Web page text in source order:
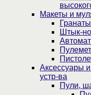
Макеты и
Штык-
Аксессуары
устр-ва
Пули,